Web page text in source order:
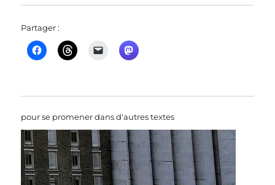
Partager :
pour se promener dans d'autres textes